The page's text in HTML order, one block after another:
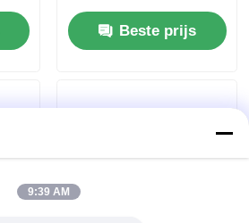
Beste prijs
9:39 AM